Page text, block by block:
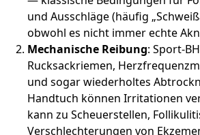
und Ausschläge (häufig
obwohl es nicht immer echte
Mechanische Reibung: Sport-
Rucksackriemen,
und sogar wiederholtes
Handtuch können Irritationen
kann zu Scheuerstellen,
Verschlechterungen von